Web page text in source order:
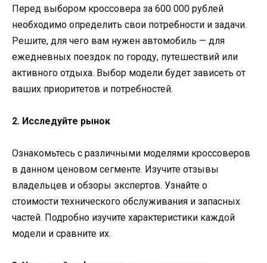
Перед выбором кроссовера за 600 000 рублей
необходимо определить свои потребности и задачи.
Решите, для чего вам нужен автомобиль — для
ежедневных поездок по городу, путешествий или
активного отдыха. Выбор модели будет зависеть от
ваших приоритетов и потребностей.
2. Исследуйте рынок
Ознакомьтесь с различными моделями кроссоверов
в данном ценовом сегменте. Изучите отзывы
владельцев и обзоры экспертов. Узнайте о
стоимости технического обслуживания и запасных
частей. Подробно изучите характеристики каждой
модели и сравните их.